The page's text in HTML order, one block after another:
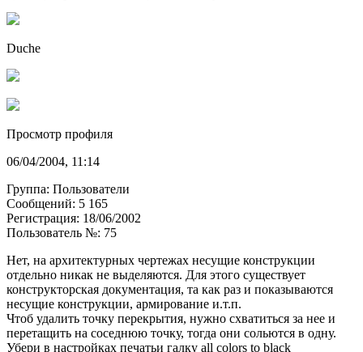
Duche
Просмотр профиля
06/04/2004, 11:14
Группа: Пользователи
Сообщений: 5 165
Регистрация: 18/06/2002
Пользователь №: 75
Нет, на архитектурных чертежах несущие конструкции
отдельно никак не выделяются. Для этого существует
конструкторская документация, та как раз и показываются
несущие конструкции, армирование и.т.п.
Чтоб удалить точку перекрытия, нужно схватиться за нее и
перетащить на соседнюю точку, тогда они сольются в одну.
Убери в настройках печатьи галку all colors to black